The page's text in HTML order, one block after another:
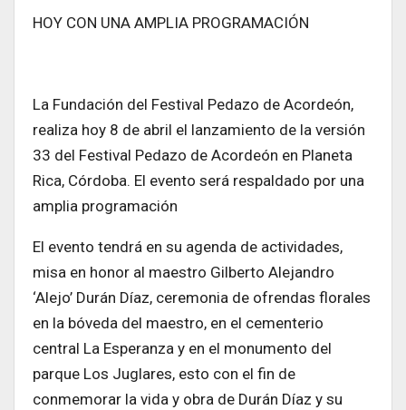
HOY CON UNA AMPLIA PROGRAMACIÓN
La Fundación del Festival Pedazo de Acordeón,
realiza hoy 8 de abril el lanzamiento de la versión
33 del Festival Pedazo de Acordeón en Planeta
Rica, Córdoba. El evento será respaldado por una
amplia programación
El evento tendrá en su agenda de actividades,
misa en honor al maestro Gilberto Alejandro
‘Alejo’ Durán Díaz, ceremonia de ofrendas florales
en la bóveda del maestro, en el cementerio
central La Esperanza y en el monumento del
parque Los Juglares, esto con el fin de
conmemorar la vida y obra de Durán Díaz y su